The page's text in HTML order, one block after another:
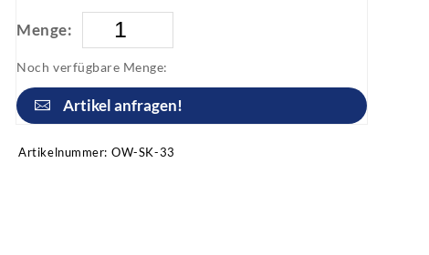
Menge:
Noch verfügbare Menge:
Artikel anfragen!
Artikelnummer: OW-SK-33